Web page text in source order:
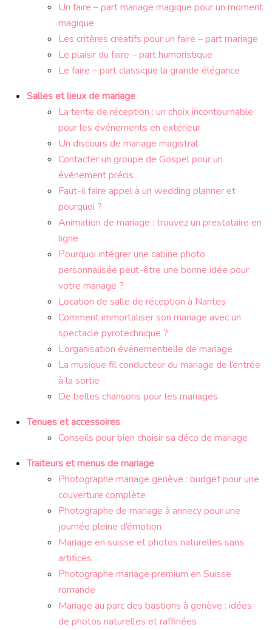
Un faire – part mariage magique pour un moment
magique
Les critères créatifs pour un faire – part mariage
Le plaisir du faire – part humoristique
Le faire – part classique la grande élégance
Salles et lieux de mariage
La tente de réception : un choix incontournable
pour les événements en extérieur
Un discours de mariage magistral
Contacter un groupe de Gospel pour un
événement précis
Faut-il faire appel à un wedding planner et
pourquoi ?
Animation de mariage : trouvez un prestataire en
ligne
Pourquoi intégrer une cabine photo
personnalisée peut-être une bonne idée pour
votre mariage ?
Location de salle de réception à Nantes
Comment immortaliser son mariage avec un
spectacle pyrotechnique ?
L’organisation événementielle de mariage
La musique fil conducteur du mariage de l’entrée
à la sortie
De belles chansons pour les mariages
Tenues et accessoires
Conseils pour bien choisir sa déco de mariage
Traiteurs et menus de mariage
Photographe mariage genève : budget pour une
couverture complète
Photographe de mariage à annecy pour une
journée pleine d’émotion
Mariage en suisse et photos naturelles sans
artifices
Photographe mariage premium en Suisse
romande
Mariage au parc des bastions à genève : idées
de photos naturelles et raffinées